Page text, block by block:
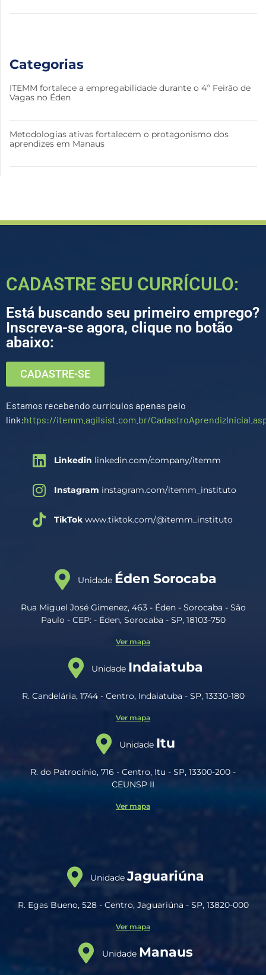
Categorias
ITEMM fortalece a empregabilidade durante o 4º Feirão de
Vagas no Éden
Metodologias ativas fortalecem o protagonismo dos
aprendizes em Manaus
CADASTRE SEU CURRÍCULO:
Está buscando seu primeiro emprego?
Inscreva-se agora, clique no botão
abaixo:
CADASTRE-SE
Estamos recebendo currículos apenas pelo
link:https://itemm.agilsist.com.br/
Linkedin linkedin.com/company/itemm
Instagram instagram.com/itemm_instituto
TikTokwww.tiktok.com/@itemm_instituto
Unidade Éden Sorocaba
Rua Miguel José Gimenez, 463 - Éden - Sorocaba - São
Paulo - CEP: - Éden, Sorocaba - SP, 18103-750
Ver mapa
Unidade Indaiatuba
R. Candelária, 1744 - Centro, Indaiatuba - SP, 13330-180
Ver mapa
Unidade Itu
R. do Patrocínio, 716 - Centro, Itu - SP, 13300-200 -
CEUNSP II
Ver mapa
Unidade Jaguariúna
R. Egas Bueno, 528 - Centro, Jaguariúna - SP, 13820-000
Ver mapa
Unidade Manaus